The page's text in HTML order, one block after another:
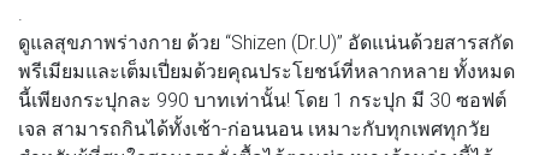
.
ดูแลสุขภาพร่างกาย ด้วย “Shizen (Dr.U)” อัดแน่นด้วยสารสกัด
พรีเมียมและเต็มเปี่ยมด้วยคุณประโยชน์ที่หลากหลาย ทั้งหมด
นี้เพียงกระปุกละ 990 บาทเท่านั้น! โดย 1 กระปุก มี 30 ซอฟต์
เจล สามารถกินได้ทั้งเช้า-ก่อนนอน เหมาะกับทุกเพศทุกวัย